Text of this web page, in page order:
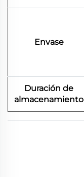
Envase
Duración de
almacenamiento